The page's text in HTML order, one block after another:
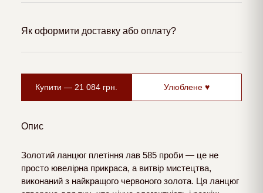
Як оформити доставку або оплату?
Купити — 21 084 грн. Улюблене ♥
Опис
Золотий ланцюг плетіння лав 585 проби — це не
просто ювелірна прикраса, а витвір мистецтва,
виконаний з найкращого червоного золота. Ця ланцюг